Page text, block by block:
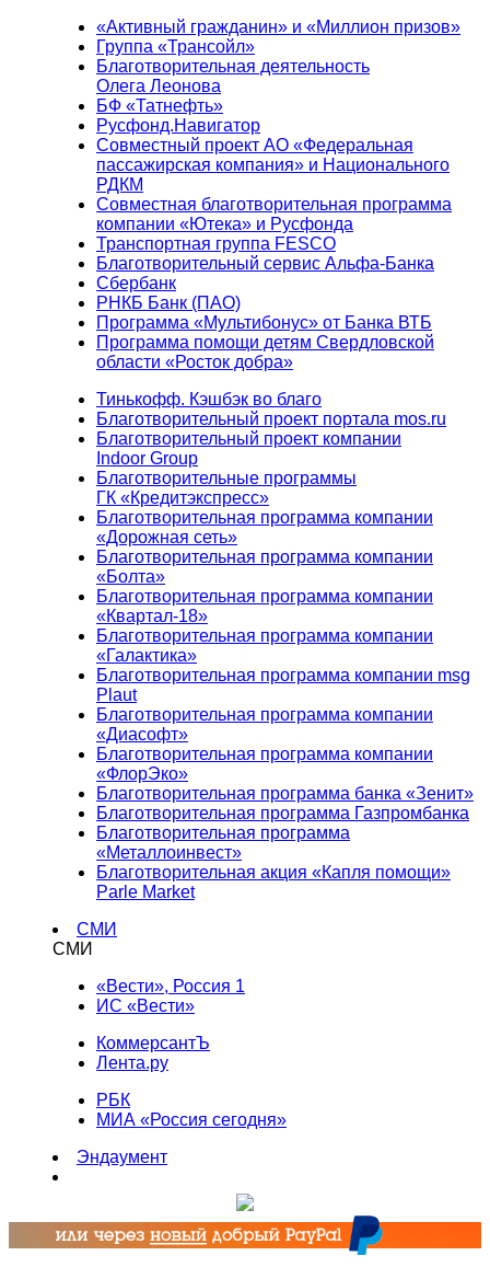
«Активный гражданин» и «Миллион призов»
Группа «Трансойл»
Благотворительная деятельность
Олега Леонова
БФ «Татнефть»
Русфонд.Навигатор
Совместный проект АО «Федеральная
пассажирская компания» и Национального
РДКМ
Совместная благотворительная программа
компании «Ютека» и Русфонда
Транспортная группа FESCO
Благотворительный сервис Альфа-Банка
Сбербанк
РНКБ Банк (ПАО)
Программа «Мультибонус» от Банка ВТБ
Программа помощи детям Свердловской
области «Росток добра»
Тинькофф. Кэшбэк во благо
Благотворительный проект портала mos.ru
Благотворительный проект компании
Indoor Group
Благотворительные программы
ГК «Кредитэкспресс»
Благотворительная программа компании
«Дорожная сеть»
Благотворительная программа компании
«Болта»
Благотворительная программа компании
«Квартал-18»
Благотворительная программа компании
«Галактика»
Благотворительная программа компании msg
Plaut
Благотворительная программа компании
«Диасофт»
Благотворительная программа компании
«ФлорЭко»
Благотворительная программа банка «Зенит»
Благотворительная программа Газпромбанка
Благотворительная программа
«Металлоинвест»
Благотворительная акция «Капля помощи»
Parle Market
СМИ
СМИ
«Вести», Россия 1
ИС «Вести»
КоммерсантЪ
Лента.ру
РБК
МИА «Россия сегодня»
Эндаумент